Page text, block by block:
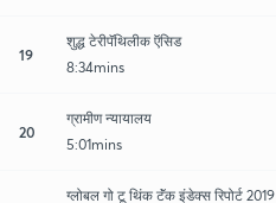
19
शुद्ध टेरीपॅथिलीक ऍसिड
8:34mins
20
ग्रामीण न्यायालय
5:01mins
ग्लोबल गो टू थिंक टॅंक इंडेक्स रिपोर्ट 2019